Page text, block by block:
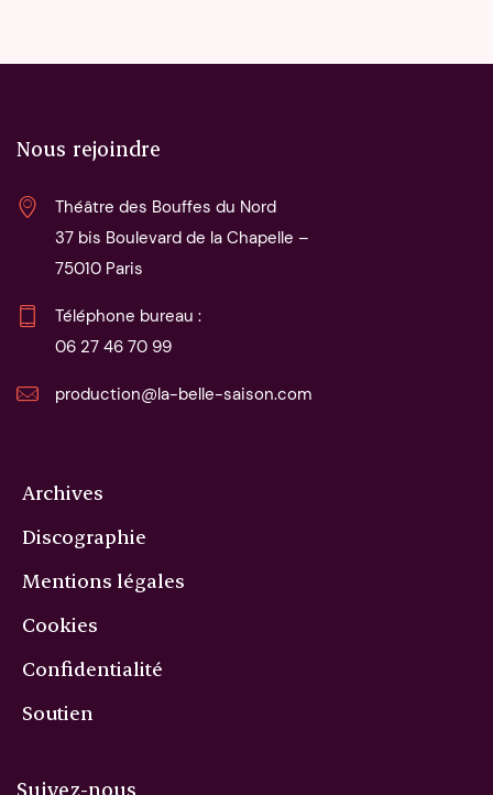
Nous rejoindre
Théâtre des Bouffes du Nord
37 bis Boulevard de la Chapelle –
75010 Paris
06 27 46 70 99
production@la-belle-saison.com
Archives
Discographie
Mentions légales
Cookies
Confidentialité
Soutien
Suivez-nous